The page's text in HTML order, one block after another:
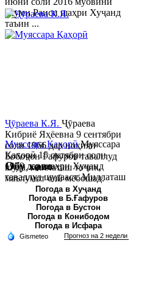
якуми Раиси шаҳри Хуҷанд
таъин ...
Муяссара ҚаҳорӣМуяссара
Қаҳорӣ 15 октябри соли
1979 дар шаҳри Хуҷанд
таваллуд шудааст. Миллаташ
тоҷик. Маълумот олӣ. Соли
2002 Донишгоҳи давлатии
Хуҷанд ба...
Ҷӯраева К.Я. Ҷӯраева
Кибриё Яҳёевна 9 сентябри
соли 1966 дар ноҳияи
Бобоҷон Ғафуров таваллуд
шуда, миллаташ тоҷик,
маълумот олӣ мебошад.
Соли 1997 Донишг...
Обу хаво
Погода в Хуҷанд
Погода в Б.Ғафуров
Погода в Бустон
Погода в Конибодом
Погода в Исфара